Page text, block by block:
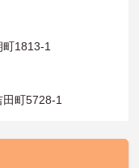
1813-1
町5728-1